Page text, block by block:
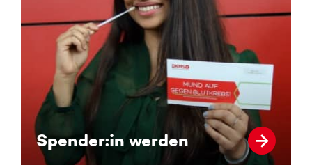
Spender:in werden